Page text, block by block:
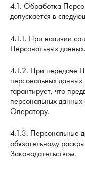
4.1. Обработка
допускается в
4.1.1. При наличии
Персональных данных.
4.1.2. При передаче
персональных
гарантирует, что
персональных
Оператору.
4.1.3. Персональные
обязательному
Законодательством.